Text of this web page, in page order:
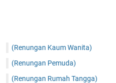
(Renungan Kaum Wanita)
(Renungan Pemuda)
(Renungan Rumah Tangga)